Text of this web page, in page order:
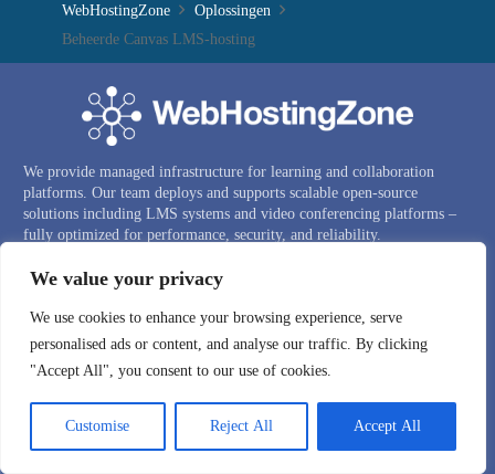
We value your privacy
We use cookies to enhance your browsing experience, serve
personalised ads or content, and analyse our traffic. By clicking
"Accept All", you consent to our use of cookies.
Customise Reject All Accept All
WebHostingZone
Oplossingen
Beheerde Canvas LMS-hosting
We provide managed infrastructure for learning and collaboration
platforms. Our team deploys and supports scalable open-source
solutions including LMS systems and video conferencing platforms –
fully optimized for performance, security, and reliability.
BEHEERDE CANVAS LMS-HOSTING
PRIVÉ VIDEOCONFERENTIESYSTEEM
BIGBLUEBUTTON-DEMO